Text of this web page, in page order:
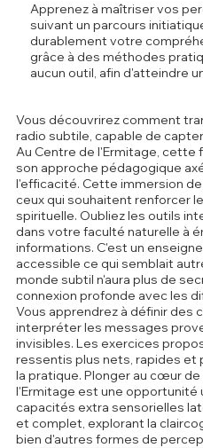
Apprenez à maîtriser vos
suivant un parcours
durablement votre
grâce à des méthodes
aucun outil, afin d'atteindre
Vous découvrirez comment
radio subtile, capable de
Au Centre de l'Ermitage, cette
son approche pédagogique
l'efficacité. Cette immersion
ceux qui souhaitent renforcer
spirituelle. Oubliez les outils
dans votre faculté naturelle à
informations. C'est un
accessible ce qui semblait
monde subtil n'aura plus de
connexion profonde avec les
Vous apprendrez à définir des
interpréter les messages
invisibles. Les exercices
ressentis plus nets, rapides et
la pratique. Plonger au cœur
l'Ermitage est une opportunité
capacités extra sensorielles
et complet, explorant la
bien d'autres formes de